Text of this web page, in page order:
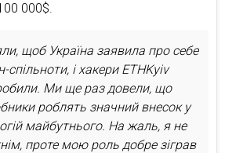
000$.
щоб Україна заявила про себе
спільноти, і хакери ETHKyiv
Ми ще раз довели, що
роблять значний внесок у
майбутнього. На жаль, я не
проте мою роль добре зіграв